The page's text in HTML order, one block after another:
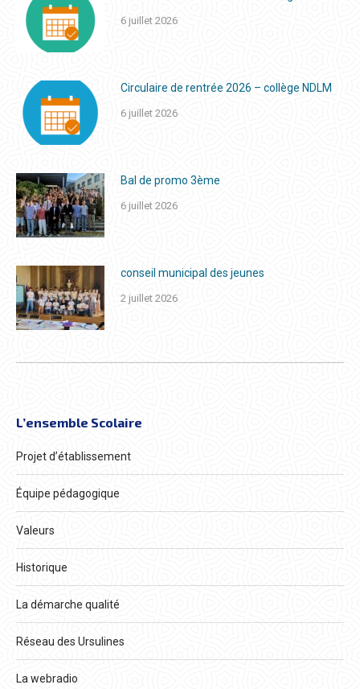
6 juillet 2026
Circulaire de rentrée 2026 – collège NDLM
6 juillet 2026
Bal de promo 3ème
6 juillet 2026
conseil municipal des jeunes
2 juillet 2026
L’ensemble Scolaire
Projet d’établissement
Équipe pédagogique
Valeurs
Historique
La démarche qualité
Réseau des Ursulines
La webradio